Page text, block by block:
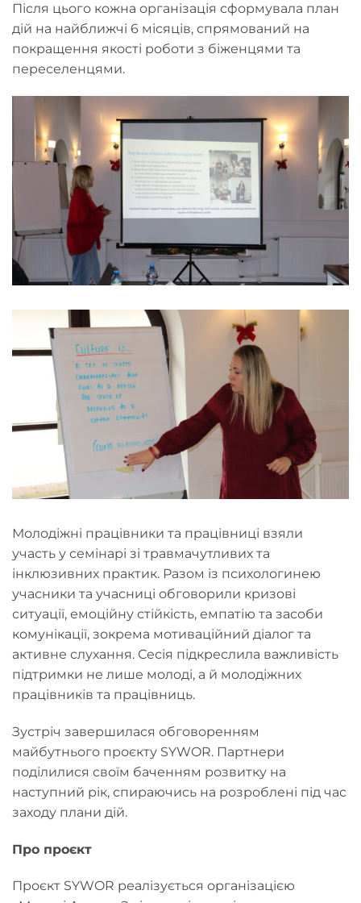
Після цього кожна організація сформувала план
дій на найближчі 6 місяців, спрямований на
покращення якості роботи з біженцями та
переселенцями.
Молодіжні працівники та працівниці взяли
участь у семінарі зі травмачутливих та
інклюзивних практик. Разом із психологинею
учасники та учасниці обговорили кризові
ситуації, емоційну стійкість, емпатію та засоби
комунікації, зокрема мотиваційний діалог та
активне слухання. Сесія підкреслила важливість
підтримки не лише молоді, а й молодіжних
працівників та працівниць.
Зустріч завершилася обговоренням
майбутнього проєкту SYWOR. Партнери
поділилися своїм баченням розвитку на
наступний рік, спираючись на розроблені під час
заходу плани дій.
Про проєкт
Проєкт SYWOR реалізується організацією